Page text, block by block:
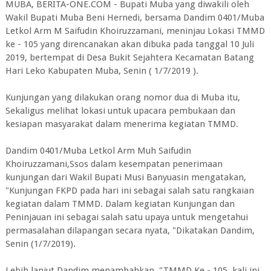
MUBA, BERITA-ONE.COM - Bupati Muba yang diwakili oleh
Wakil Bupati Muba Beni Hernedi, bersama Dandim 0401/Muba
Letkol Arm M Saifudin Khoiruzzamani, meninjau Lokasi TMMD
ke - 105 yang direncanakan akan dibuka pada tanggal 10 Juli
2019, bertempat di Desa Bukit Sejahtera Kecamatan Batang
Hari Leko Kabupaten Muba, Senin ( 1/7/2019 ).
Kunjungan yang dilakukan orang nomor dua di Muba itu,
Sekaligus melihat lokasi untuk upacara pembukaan dan
kesiapan masyarakat dalam menerima kegiatan TMMD.
Dandim 0401/Muba Letkol Arm Muh Saifudin
Khoiruzzamani,Ssos dalam kesempatan penerimaan
kunjungan dari Wakil Bupati Musi Banyuasin mengatakan,
"Kunjungan FKPD pada hari ini sebagai salah satu rangkaian
kegiatan dalam TMMD. Dalam kegiatan Kunjungan dan
Peninjauan ini sebagai salah satu upaya untuk mengetahui
permasalahan dilapangan secara nyata, "Dikatakan Dandim,
Senin (1/7/2019).